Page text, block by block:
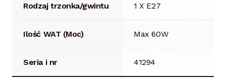
Rodzaj trzonka/gwintu 1 X E27
Ilość WAT (Moc) Max 60W
Seria i nr 41294